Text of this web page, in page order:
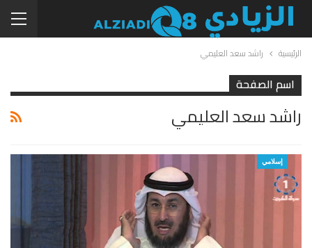
الرئيسية راشد سعد العليمي
اسم الصفحة
راشد سعد العليمي
إسلامي